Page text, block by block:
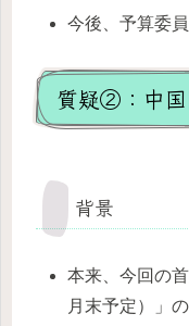
今後、予算委
質疑②：中
背景
本来、今回の
月末予定）」